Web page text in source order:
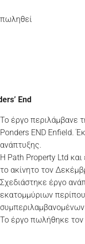
End
Το έργο περιλάμβανε
Ponders END Enfield.
ανάπτυξης.
Η Path Property Ltd και
το ακίνητο τον
Σχεδιάστηκε έργο
εκατομμύριων
συμπεριλαμβανομένων
Το έργο πωλήθηκε τον